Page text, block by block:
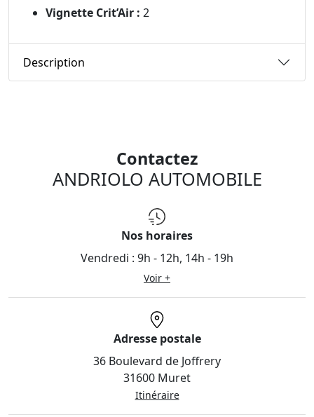
Vignette Crit’Air : 2
Description
Contactez
ANDRIOLO AUTOMOBILE
Nos horaires
Vendredi : 9h - 12h, 14h - 19h
Voir +
Adresse postale
36 Boulevard de Joffrery
31600 Muret
Itinéraire